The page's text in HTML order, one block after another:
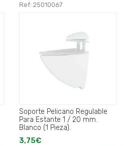
Ref: 25010067
Soporte Pelicano Regulable
Para Estante 1 / 20 mm.
Blanco (1 Pieza).
3,75€